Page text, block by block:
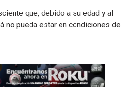
que, debido a su edad y al
no pueda estar en condiciones de